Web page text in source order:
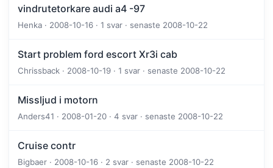
vindrutetorkare audi a4 -97
Henka · 2008-10-16 · 1 svar · senaste 2008-10-22
Start problem ford escort Xr3i cab
Chrissback · 2008-10-19 · 1 svar · senaste 2008-10-22
Missljud i motorn
Anders41 · 2008-01-20 · 4 svar · senaste 2008-10-22
Cruise contr
Bigbaer · 2008-10-16 · 2 svar · senaste 2008-10-22